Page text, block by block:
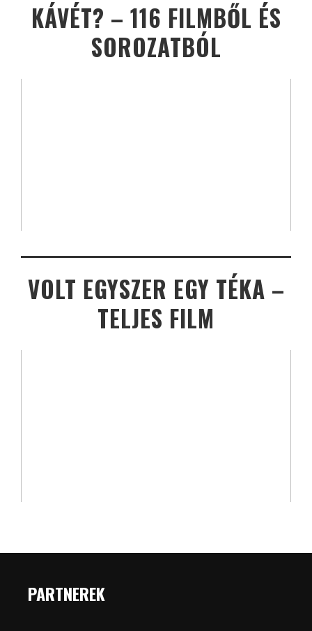
KÁVÉT? – 116 FILMBŐL ÉS
SOROZATBÓL
VOLT EGYSZER EGY TÉKA –
TELJES FILM
PARTNEREK